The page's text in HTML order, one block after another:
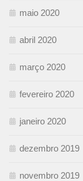
maio 2020
abril 2020
março 2020
fevereiro 2020
janeiro 2020
dezembro 2019
novembro 2019